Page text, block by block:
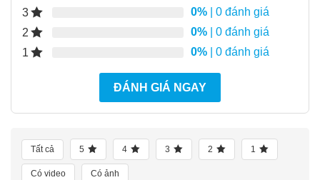
3
0% | 0 đánh giá
2
0% | 0 đánh giá
1
0% | 0 đánh giá
ĐÁNH GIÁ NGAY
Tất cả 5 4 3 2 1
Có video Có ảnh